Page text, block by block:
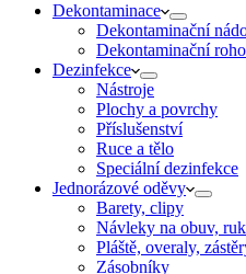
Dekontaminace
Dekontaminační
Dekontaminační
Dezinfekce
Nástroje
Plochy a povrchy
Příslušenství
Ruce a tělo
Speciální dezinfekce
Jednorázové oděvy
Barety, clipy
Návleky na obuv,
Pláště, overaly,
Zásobníky